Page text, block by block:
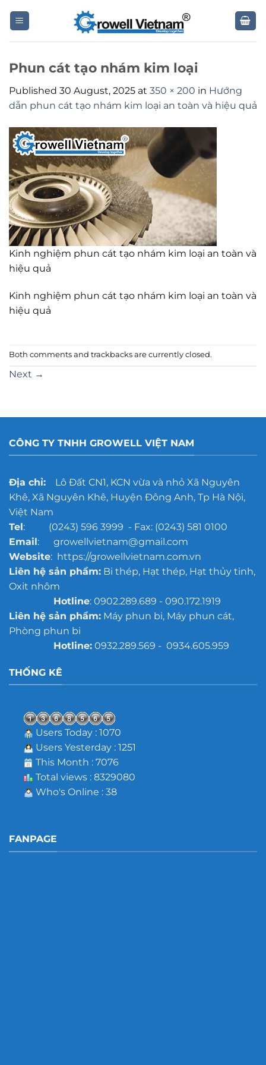
Phun cát tạo nhám kim loại
Published 30 August, 2025 at 350 × 200 in Hướng
dẫn phun cát tạo nhám kim loại an toàn và hiệu quả
Kinh nghiệm phun cát tạo nhám kim loại an toàn và
hiệu quả
Kinh nghiệm phun cát tạo nhám kim loại an toàn và
hiệu quả
Both comments and trackbacks are currently closed.
Next →
CÔNG TY TNHH GROWELL VIỆT NAM
Địa chỉ:Lô Đất CN1, KCN vừa và nhỏ Xã Nguyên
Khê, Xã Nguyên Khê, Huyện Đông Anh, Tp Hà Nội,
Việt Nam
Tel: (0243) 596 3999 - Fax: (0243) 581 0100
Email: growellvietnam@gmail.com
Website: https://growellvietnam.com.vn
Liên hệ sản phẩm:Bi thép, Hạt thép, Hạt thủy tinh,
Oxit nhôm
Hotline: 0902.289.689 - 090.172.1919
Liên hệ sản phẩm:Máy phun bi, Máy phun cát,
Phòng phun bi
Hotline:0932.289.569 - 0934.605.959
THỐNG KÊ
Users Today : 1070
Users Yesterday : 1251
This Month : 7076
Total views : 8329080
Who's Online : 38
FANPAGE